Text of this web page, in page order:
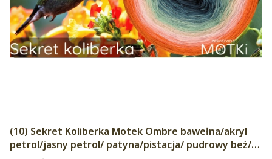
(10) Sekret Koliberka Motek Ombre bawełna/akryl
petrol/jasny petrol/ patyna/pistacja/ pudrowy beż/